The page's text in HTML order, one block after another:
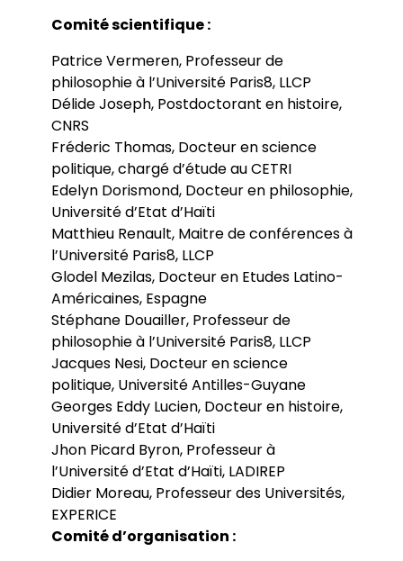
Comité scientifique :
Patrice Vermeren, Professeur de
philosophie à l’Université Paris8, LLCP
Délide Joseph, Postdoctorant en histoire,
CNRS
Fréderic Thomas, Docteur en science
politique, chargé d’étude au CETRI
Edelyn Dorismond, Docteur en philosophie,
Université d’Etat d’Haïti
Matthieu Renault, Maitre de conférences à
l’Université Paris8, LLCP
Glodel Mezilas, Docteur en Etudes Latino-
Américaines, Espagne
Stéphane Douailler, Professeur de
philosophie à l’Université Paris8, LLCP
Jacques Nesi, Docteur en science
politique, Université Antilles-Guyane
Georges Eddy Lucien, Docteur en histoire,
Université d’Etat d’Haïti
Jhon Picard Byron, Professeur à
l’Université d’Etat d’Haïti, LADIREP
Didier Moreau, Professeur des Universités,
EXPERICE
Comité d’organisation :